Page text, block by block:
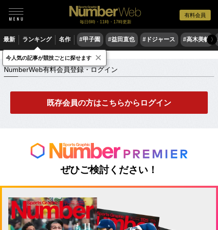
有料会員
毎日6時・11時・17時更新
最新 ランキング 名作 #甲子園 #益田直也 #ドジャース #高木美帆 〉
NumberWeb有料会員登録・ログイン
NumberWeb有料会員登録・ログイン
既存会員の方はこちらからログイン
ぜひご検討ください！
今人気の記事が競技ごとに探せます ×